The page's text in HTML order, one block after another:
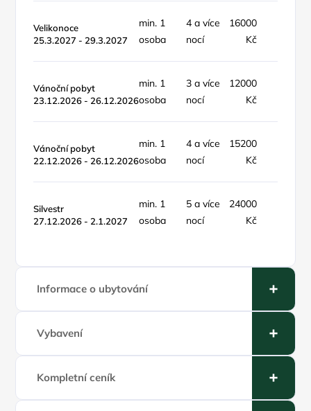
Velikonoce
25.3.2027 - 29.3.2027
min. 1
osoba
4 a více
nocí
16000
Kč
Vánoční pobyt
23.12.2026 - 26.12.2026
min. 1
osoba
3 a více
nocí
12000
Kč
Vánoční pobyt
22.12.2026 - 26.12.2026
min. 1
osoba
4 a více
nocí
15200
Kč
Silvestr
27.12.2026 - 2.1.2027
min. 1
osoba
5 a více
nocí
24000
Kč
Informace o ubytování
Vybavení
Kompletní ceník